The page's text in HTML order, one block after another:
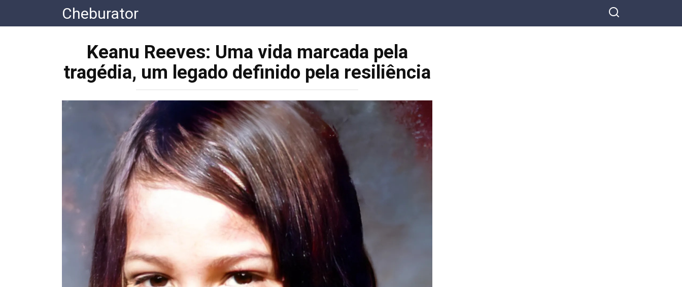
контенту
Cheburator
Keanu Reeves: Uma vida marcada pela
tragédia, um legado definido pela resiliência